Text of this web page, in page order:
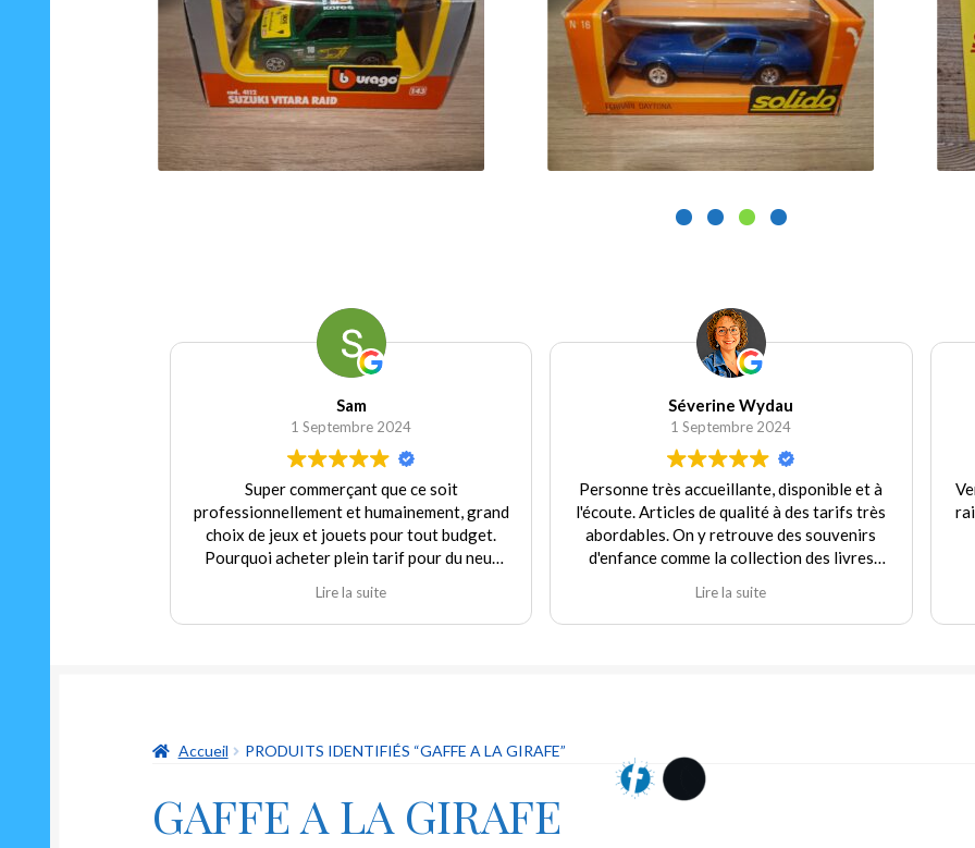
130.00€
Ajouter au panier
75.00 €
Ajouter au panier
1 Septembre 2024
Super commerçant que ce soit
professionnellement et humainement, grand
choix de jeux et jouets pour tout budget.
Pourquoi acheter plein tarif pour du neuf
magasin de l'occasion en parfait état à prix
modéré! Encore merci au gérant qui
Lire la suite
Séverine Wydau
1 Septembre 2024
Personne très accueillante, disponible et à
l'écoute. Articles de qualité à des tarifs très
abordables. On y retrouve des souvenirs
d'enfance comme la collection des livres
expérience tant en achat qu'en vente. Je
recommande fortement ce commerçant.
Lire la suite
Accueil PRODUITS IDENTIFIÉS “GAFFE A LA GIRAFE”
GAFFE A LA GIRAFE